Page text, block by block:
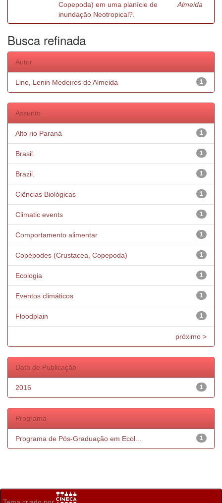
Copepoda) em uma planície de
inundação Neotropical?.
Almeida
Busca refinada
Autor
1
Lino, Lenin Medeiros de Almeida
Assunto
1
Alto rio Paraná
1
Brasil.
1
Brazil.
1
Ciências Biológicas
1
Climatic events
1
Comportamento alimentar
1
Copépodes (Crustacea, Copepoda)
1
Ecologia
1
Eventos climáticos
1
Floodplain
próximo >
Data de Publicação
1
2016
Programa
1
Programa de Pós-Graduação em Ecol...